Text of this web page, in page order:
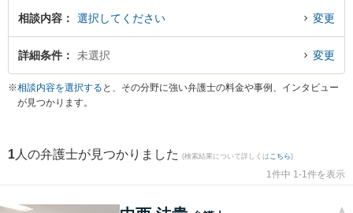
ち退き交渉のトラブル解決の実績豊富な大橋通駅近くの弁護士を検索したい』
『初回無料で立ち退き交渉を法律相談できる大橋通駅付近の弁護士に面談予約
したい』などでお困りの相談者さんにおすすめです。
相談内容 選択してください 変更
詳細条件 未選択 変更
※相談内容を選択する と、その分野に強い弁護士の料金や事例、インタビュー
が見つかります。
1 人の弁護士が見つかりました (検索結果について詳しくは こちら)
1件中 1-1件を表示